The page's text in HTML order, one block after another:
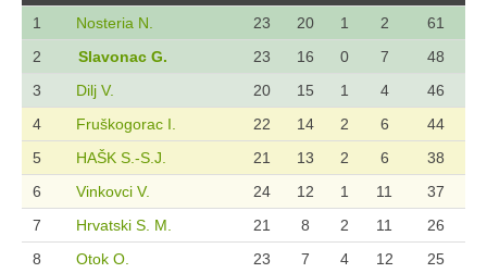
1 Nosteria N. 23 20 1 2
61
2
Slavonac G. 23 16 0 7
48
3
Dilj V. 20 15 1 4
46
4
Fruškogorac I. 22 14 2 6
44
5
HAŠK S.-S.J. 21 13 2 6
38
6
Vinkovci V. 24 12 1 11
37
7
Hrvatski S. M. 21 8 2 11
26
8
Otok O. 23 7 4 12 25